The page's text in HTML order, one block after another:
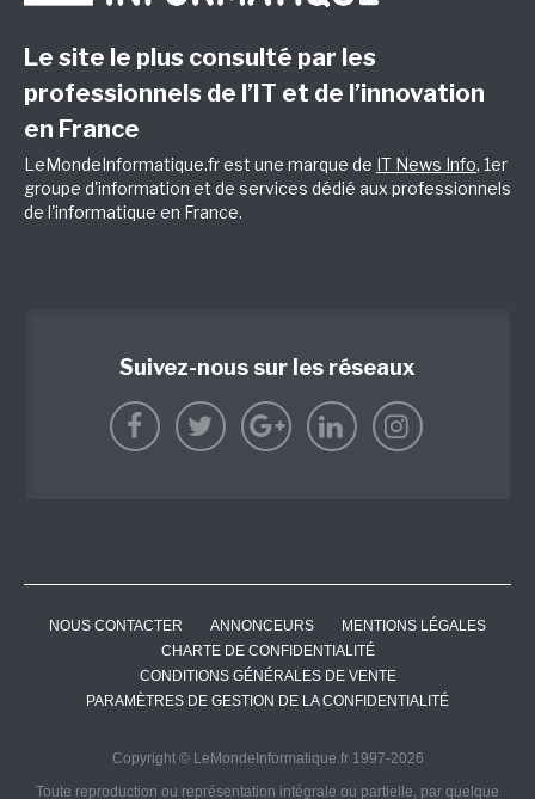
Le site le plus consulté par les
professionnels de l’IT et de l’innovation
en France
LeMondeInformatique.fr est une marque de IT News Info, 1er
groupe d'information et de services dédié aux professionnels
de l'informatique en France.
Suivez-nous sur les réseaux
NOUS CONTACTER ANNONCEURS
MENTIONS LÉGALES
CHARTE DE CONFIDENTIALITÉ
CONDITIONS GÉNÉRALES DE VENTE
PARAMÈTRES DE GESTION DE LA CONFIDENTIALITÉ
Copyright © LeMondeInformatique.fr 1997-2026
Toute reproduction ou représentation intégrale ou partielle, par quelque